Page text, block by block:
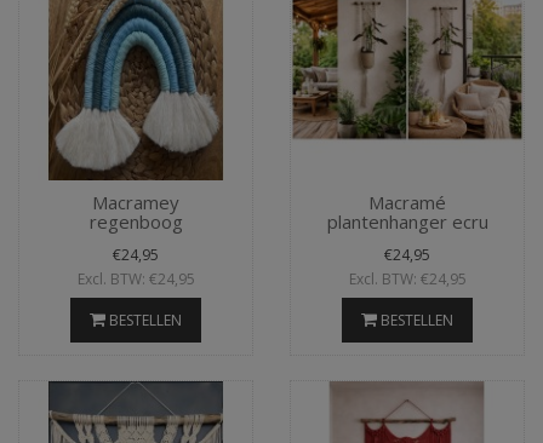
Macramey
regenboog
€24,95
Excl. BTW: €24,95
BESTELLEN
Macramé
plantenhanger ecru
€24,95
Excl. BTW: €24,95
BESTELLEN